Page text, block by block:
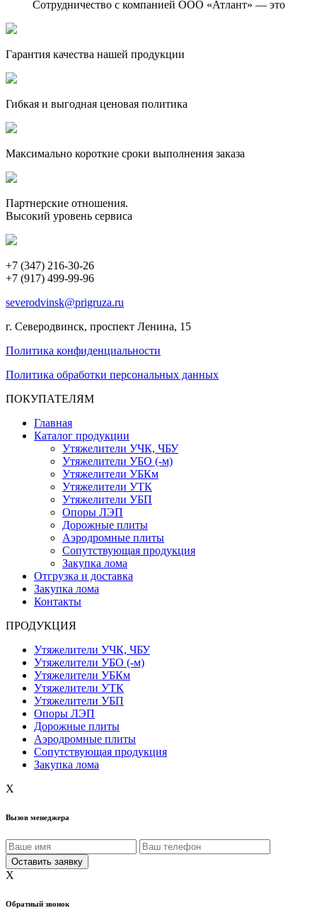
Сотрудничество с компанией ООО «Атлант» — это
Гарантия качества нашей продукции
Гибкая и выгодная ценовая политика
Максимально короткие сроки выполнения заказа
Партнерские отношения.
Высокий уровень сервиса
+7 (347) 216-30-26
+7 (917) 499-99-96
severodvinsk@prigruza.ru
г. Северодвинск, проспект Ленина, 15
Политика конфиденциальности
Политика обработки персональных данных
ПОКУПАТЕЛЯМ
Главная
Каталог продукции
Утяжелители УЧК, ЧБУ
Утяжелители УБО (-м)
Утяжелители УБКм
Утяжелители УТК
Утяжелители УБП
Опоры ЛЭП
Дорожные плиты
Аэродромные плиты
Сопутствующая продукция
Закупка лома
Отгрузка и доставка
Закупка лома
Контакты
ПРОДУКЦИЯ
Утяжелители УЧК, ЧБУ
Утяжелители УБО (-м)
Утяжелители УБКм
Утяжелители УТК
Утяжелители УБП
Опоры ЛЭП
Дорожные плиты
Аэродромные плиты
Сопутствующая продукция
Закупка лома
X
Вызов менеджера
X
Обратный звонок